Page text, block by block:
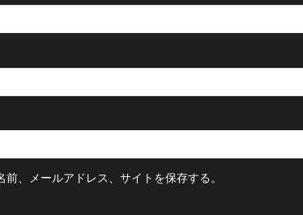
、メールアドレス、サイトを保存する。